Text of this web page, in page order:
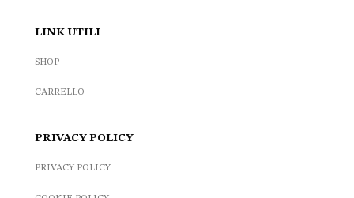
LINK UTILI
SHOP
CARRELLO
PRIVACY POLICY
PRIVACY POLICY